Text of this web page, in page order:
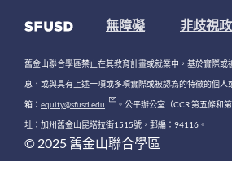
無障礙 非歧視
舊金山聯合學區禁止在其教育計畫或就業中，基於實際
息，或與具有上述一項或多項實際或被認為的特徵的個
箱： equity@sfusd.edu 。公平辦公室（CCR 第五條
址：加州舊金山昆塔拉街1515號，郵編：94116。
© 2025 舊金山聯合學區